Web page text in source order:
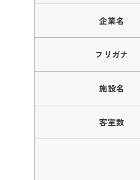
企業名
フリガナ
施設名
客室数